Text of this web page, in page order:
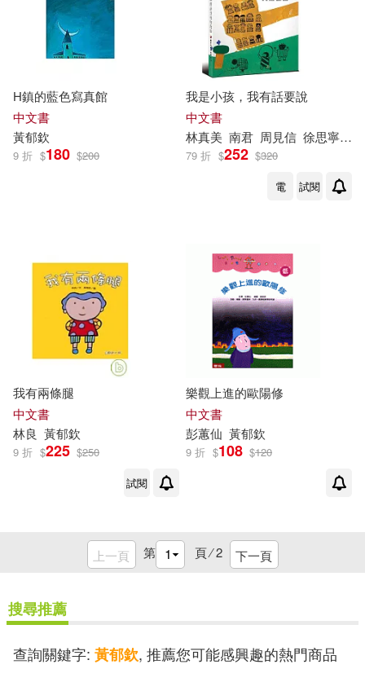
H鎮的藍色寫真館
中文書
黃郁欽
9 折 $180 $200
我是小孩，我有話要說
中文書
林真美 南君 周見信 徐思寧 林
79 折 $252 $320
電
試閱
我有兩條腿
中文書
林良 黃郁欽
9 折 $225 $250
試閱
樂觀上進的歐陽修
中文書
彭蕙仙 黃郁欽
9 折 $108 $120
上一頁 第 頁 ⁄2 下一頁
搜尋推薦
查詢關鍵字: 黃郁欽, 推薦您可能感興趣的熱門商品